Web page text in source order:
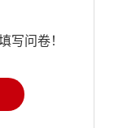
写问卷！